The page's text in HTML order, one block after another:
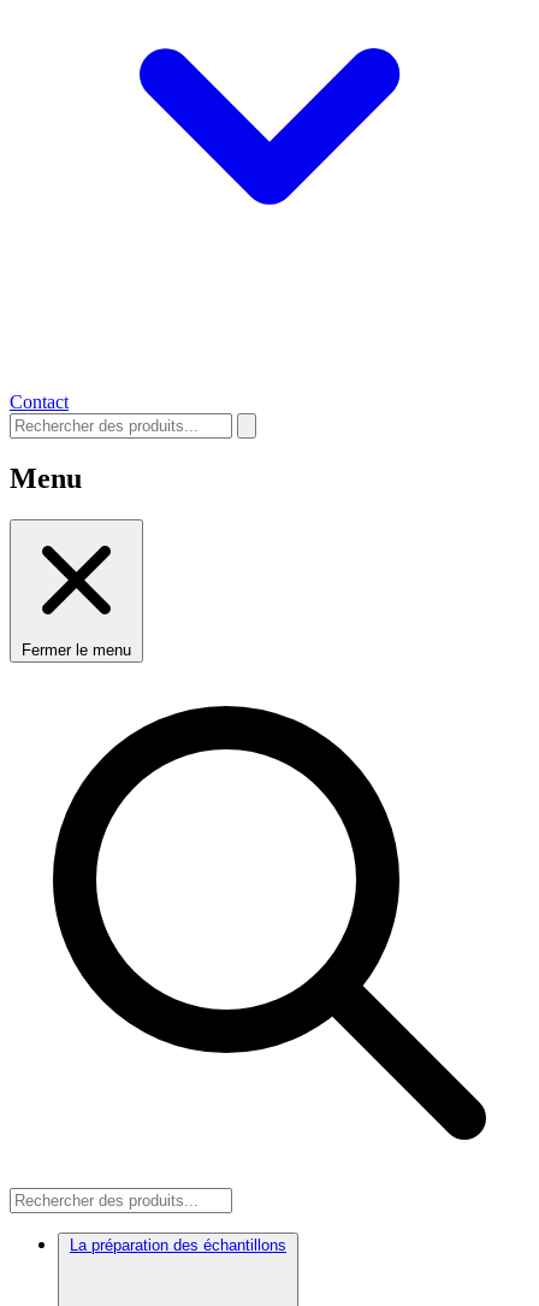
Contact
Menu
Fermer le menu
La préparation des échantillons